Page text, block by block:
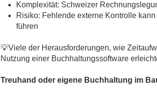
Komplexität: Schweizer
Risiko: Fehlende externe Kontrolle
führen
💡Viele der Herausforderungen, wie
Nutzung einer Buchhaltungssoftware
Treuhand oder eigene Buchhaltung im